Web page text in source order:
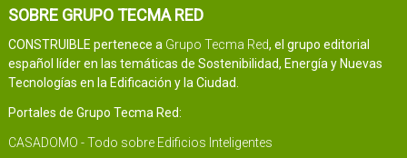
SOBRE GRUPO TECMA RED
CONSTRUIBLE pertenece a Grupo Tecma Red, el grupo editorial
español líder en las temáticas de Sostenibilidad, Energía y Nuevas
Tecnologías en la Edificación y la Ciudad.
Portales de Grupo Tecma Red:
CASADOMO - Todo sobre Edificios Inteligentes